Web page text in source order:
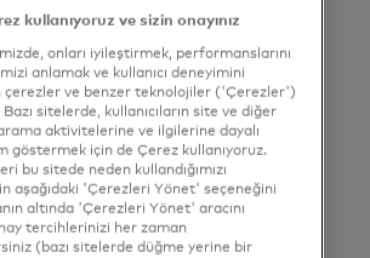
yardımcı
Partnerships Manager, Adyen
kullanıyoruz ve sizin onayınız
onları iyileştirmek, performanslarını
anlamak ve kullanıcı deneyimini
çerezler ve benzer teknolojiler ('Çerezler')
Bazı sitelerde, kullanıcıların site ve diğer
aktivitelerine ve ilgilerine dayalı
göstermek için de Çerez kullanıyoruz.
bu sitede neden kullandığımızı
aşağıdaki 'Çerezleri Yönet' seçeneğini
altında 'Çerezleri Yönet' aracını
tercihlerinizi her zaman
(bazı sitelerde düğme yerine bir